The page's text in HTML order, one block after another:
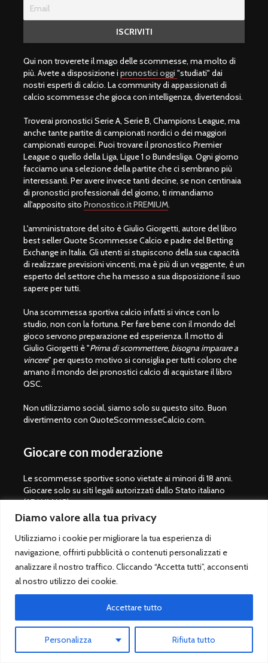
Diamo valore alla tua privacy
Utilizziamo i cookie per migliorare la tua esperienza di
navigazione, offrirti pubblicità o contenuti personalizzati e
analizzare il nostro traffico. Cliccando “Accetta tutti”, acconsenti
al nostro utilizzo dei cookie.
Personalizza Rifiuta tutto
Accettare tutto
Qui non troverete il mago delle scommesse, ma molto di
più. Avete a disposizione i pronostici oggi "studiati" dai
nostri esperti di calcio. La community di appassionati di
calcio scommesse che gioca con intelligenza, divertendosi.
Troverai pronostici Serie A, Serie B, Champions League, ma
anche tante partite di campionati nordici o dei maggiori
campionati europei. Puoi trovare il pronostico Premier
League o quello della Liga, Ligue 1 o Bundesliga. Ogni giorno
facciamo una selezione della partite che ci sembrano più
interessanti. Per avere invece tanti decine, se non centinaia
di pronostici professionali del giorno, ti rimandiamo
all'apposito sito Pronostico.it PREMIUM.
L'amministratore del sito è Giulio Giorgetti, autore del libro
best seller Quote Scommesse Calcio e padre del Betting
Exchange in Italia. Gli utenti si stupiscono della sua capacità
di realizzare previsioni vincenti, ma è più di un veggente, è un
esperto del settore che ha messo a sua disposizione il suo
sapere per tutti.
Una scommessa sportiva calcio infatti si vince con lo
studio, non con la fortuna. Per fare bene con il mondo del
gioco servono preparazione ed esperienza. Il motto di
Giulio Giorgetti è "Prima di scommettere, bisogna imparare a
vincere" per questo motivo si consiglia per tutti coloro che
amano il mondo dei pronostici calcio di acquistare il libro
QSC.
Non utilizziamo social, siamo solo su questo sito. Buon
divertimento con QuoteScommesseCalcio.com.
Giocare con moderazione
Le scommesse sportive sono vietate ai minori di 18 anni.
Giocare solo su siti legali autorizzati dallo Stato italiano
(ADM/AAMS).
Lista bookmaker scommesse legali
Betting Exchange ®
Pronostico.it
Pronostico.it PREMIUM
Copyright © 2008-2026.Quote Scommesse CalcioSito Ufficiale -
Un progetto diGiulio Giorgetti
. Quote Scommesse Calcio ® è un
marchio registrato.